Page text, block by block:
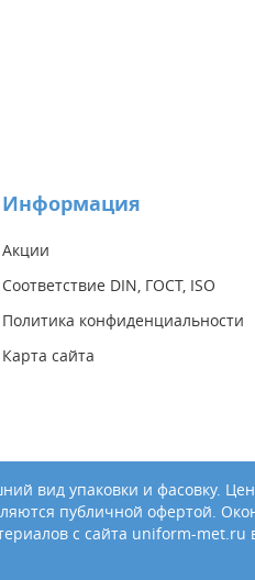
Информация
Акции
Соответствие DIN, ГОСТ, ISO
Политика конфиденциальности
Карта сайта
вид упаковки и фасовку.
публичной офертой.
с сайта uniform-